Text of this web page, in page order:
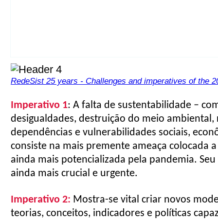
RedeSist 25 years - Challenges and imperatives of the
Imperativo 1: A falta de sustentabilidade –
desigualdades, destruição do meio
dependências e vulnerabilidades sociais,
consiste na mais premente ameaça colocada
ainda mais potencializada pela pandemia.
ainda mais crucial e urgente.
Imperativo 2: Mostra-se vital criar novos
teorias, conceitos, indicadores e políticas